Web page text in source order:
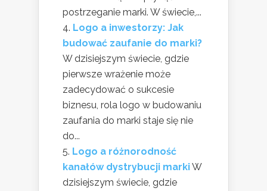
postrzeganie marki. W świecie,...
Logo a inwestorzy: Jak
budować zaufanie do marki?
W dzisiejszym świecie, gdzie
pierwsze wrażenie może
zadecydować o sukcesie
biznesu, rola logo w budowaniu
zaufania do marki staje się nie
do...
Logo a różnorodność
kanałów dystrybucji markiW
dzisiejszym świecie, gdzie